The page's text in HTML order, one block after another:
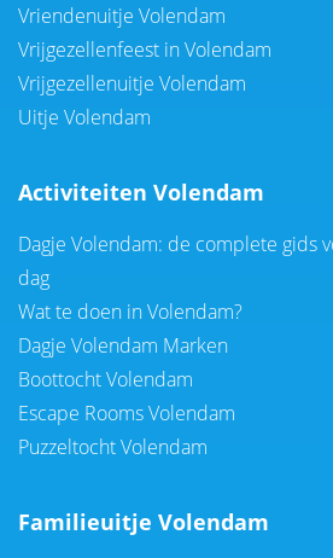
Vriendenuitje Volendam
Vrijgezellenfeest in Volendam
Vrijgezellenuitje Volendam
Uitje Volendam
Activiteiten Volendam
Dagje Volendam: de complete gids
dag
Wat te doen in Volendam?
Dagje Volendam Marken
Boottocht Volendam
Escape Rooms Volendam
Puzzeltocht Volendam
Familieuitje Volendam